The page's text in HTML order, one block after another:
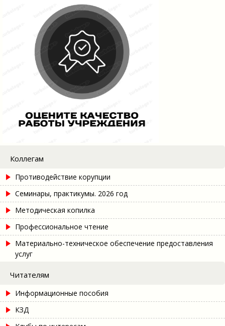
Коллегам
Противодействие корупции
Семинары, практикумы. 2026 год
Методическая копилка
Профессиональное чтение
Материально-техническое обеспечение предоставления
услуг
Читателям
Информационные пособия
КЗД